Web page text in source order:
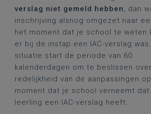
verslag niet gemeld hebben, dan
inschrijving alsnog omgezet naar
het moment dat je school te weten
er bij de instap een IAC-verslag
situatie start de periode van 60
kalenderdagen om te beslissen
redelijkheid van de aanpassingen
moment dat je school verneemt dat
leerling een IAC-verslag heeft.